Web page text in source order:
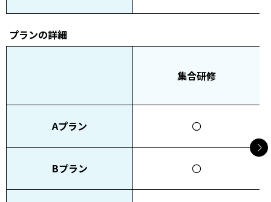
プランの詳細
集合研修
Aプラン 〇
Bプラン 〇